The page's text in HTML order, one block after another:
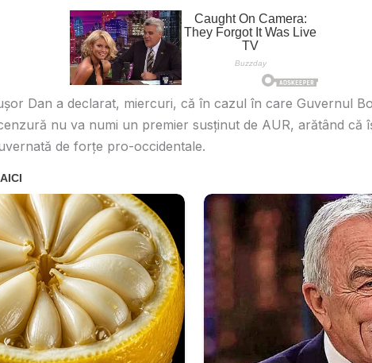
Dan a declarat, miercuri, că în cazul în care Guvernul
nu va numi un premier susţinut de AUR, arătând că
de forţe pro-occidentale.